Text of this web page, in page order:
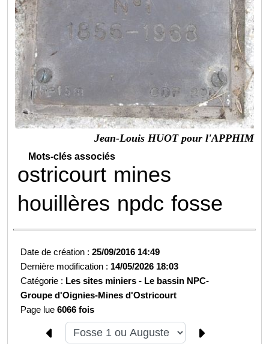
Jean-Louis HUOT pour l'APPHIM
Mots-clés associés
ostricourt mines
houillères npdc fosse
Date de création :25/09/2016 14:49
Dernière modification : 14/05/2026 18:03
Catégorie : Les sites miniers - Le bassin NPC-
Groupe d'Oignies-Mines d'Ostricourt
Page lue6066 fois